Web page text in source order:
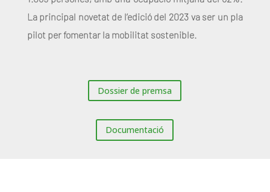
La principal novetat de l’edició del 2023 va ser un pla
pilot per fomentar la mobilitat sostenible.
Dossier de premsa
Documentació